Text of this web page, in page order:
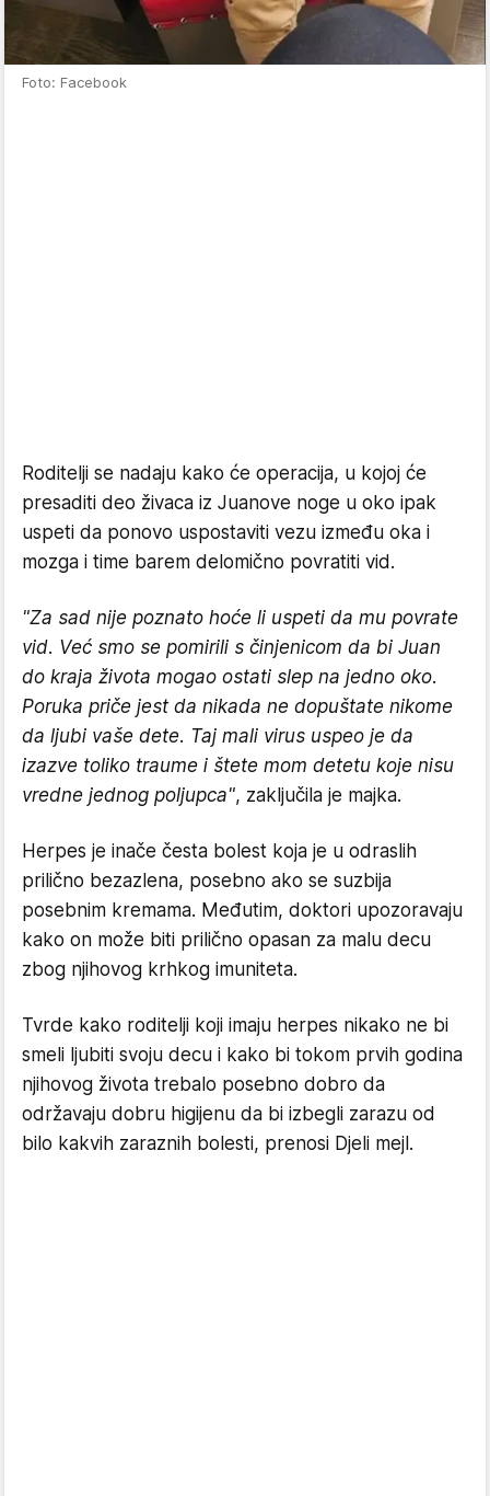
Foto: Facebook
Roditelji se nadaju kako će operacija, u kojoj će
presaditi deo živaca iz Juanove noge u oko ipak
uspeti da ponovo uspostaviti vezu između oka i
mozga i time barem delomično povratiti vid.
"Za sad nije poznato hoće li uspeti da mu povrate
vid. Već smo se pomirili s činjenicom da bi Juan
do kraja života mogao ostati slep na jedno oko.
Poruka priče jest da nikada ne dopuštate nikome
da ljubi vaše dete. Taj mali virus uspeo je da
izazve toliko traume i štete mom detetu koje nisu
vredne jednog poljupca", zaključila je majka.
Herpes je inače česta bolest koja je u odraslih
prilično bezazlena, posebno ako se suzbija
posebnim kremama. Međutim, doktori upozoravaju
kako on može biti prilično opasan za malu decu
zbog njihovog krhkog imuniteta.
Tvrde kako roditelji koji imaju herpes nikako ne bi
smeli ljubiti svoju decu i kako bi tokom prvih godina
njihovog života trebalo posebno dobro da
održavaju dobru higijenu da bi izbegli zarazu od
bilo kakvih zaraznih bolesti, prenosi Djeli mejl.